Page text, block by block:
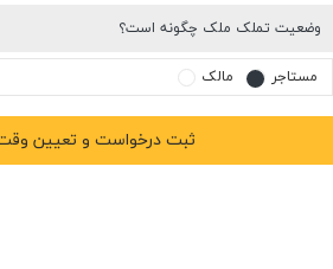
وضعیت تملک ملک چگونه است؟
مستاجر مالک